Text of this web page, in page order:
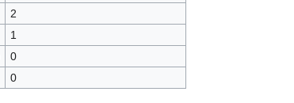
2
1
0
0